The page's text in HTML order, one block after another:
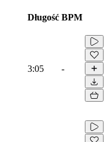
Długość BPM
3:05 -